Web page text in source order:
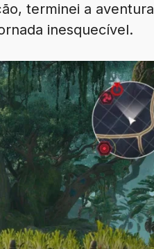
terminei a aventura
inesquecível.